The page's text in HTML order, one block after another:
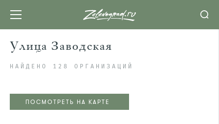
Улица Заводская
НАЙДЕНО 128 ОРГАНИЗАЦИЙ
ПОСМОТРЕТЬ НА КАРТЕ